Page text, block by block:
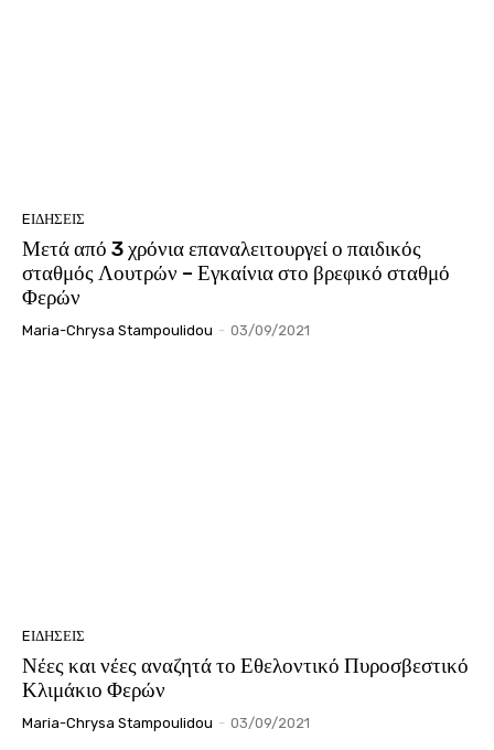
EΙΔΗΣΕΙΣ
Μετά από 3 χρόνια επαναλειτουργεί ο παιδικός
σταθμός Λουτρών – Εγκαίνια στο βρεφικό σταθμό
Φερών
Maria-Chrysa Stampoulidou - 03/09/2021
EΙΔΗΣΕΙΣ
Νέες και νέες αναζητά το Εθελοντικό Πυροσβεστικό
Κλιμάκιο Φερών
Maria-Chrysa Stampoulidou - 03/09/2021